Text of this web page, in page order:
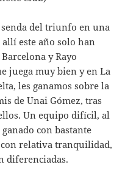
del triunfo en una
este año solo han
y Rayo
juega muy bien y en La
les ganamos sobre la
de Unai Gómez, tras
Un equipo difícil, al
con bastante
relativa tranquilidad,
diferenciadas.